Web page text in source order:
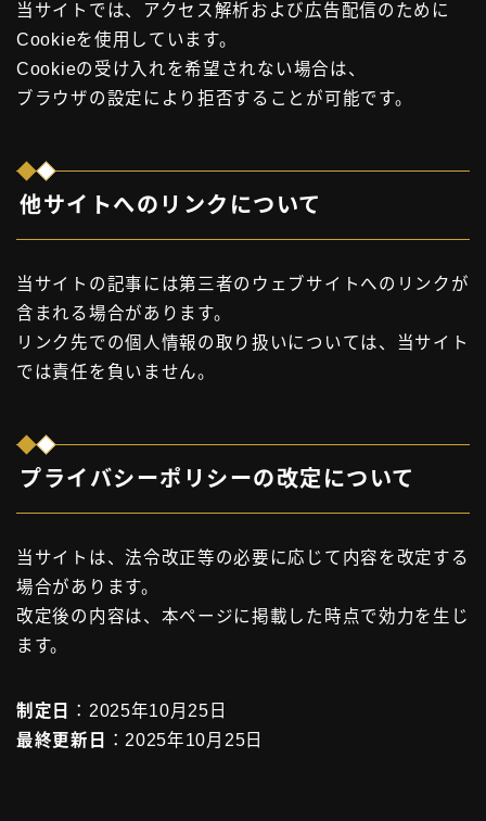
当サイトでは、アクセス解析および広告配信のために
Cookieを使用しています。
Cookieの受け入れを希望されない場合は、
ブラウザの設定により拒否することが可能です。
他サイトへのリンクについて
当サイトの記事には第三者のウェブサイトへのリンクが
含まれる場合があります。
リンク先での個人情報の取り扱いについては、当サイト
では責任を負いません。
プライバシーポリシーの改定について
当サイトは、法令改正等の必要に応じて内容を改定する
場合があります。
改定後の内容は、本ページに掲載した時点で効力を生じ
ます。
制定日
：2025年10月25日
最終更新日
：2025年10月25日